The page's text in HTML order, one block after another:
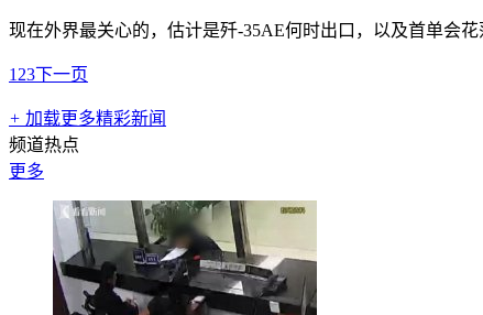
现在外界最关心的，估计是歼-35AE何时出口，以及首单会
1 23下一页
+ 加载更多精彩新闻
频道热点
更多